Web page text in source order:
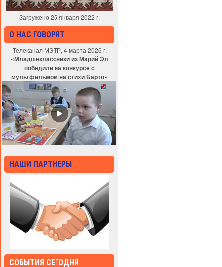
Загружено 25 января 2022 г.
О НАС ГОВОРЯТ
Телеканал МЭТР, 4 марта 2026 г.
«Младшеклассники из Марий Эл
победили на конкурсе с
мультфильмом на стихи Барто»
НАШИ ПАРТНЕРЫ
СОБЫТИЯ СЕГОДНЯ